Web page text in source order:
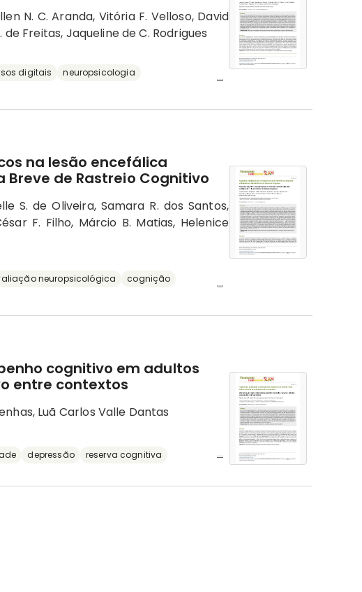
N. C. Aranda, Vitória F. Velloso, David
Freitas, Jaqueline de C. Rodrigues
digitais
neuropsicologia
...
na lesão encefálica
de Rastreio Cognitivo
S. de Oliveira, Samara R. dos Santos,
F. Filho, Márcio B. Matias, Helenice
neuropsicológica
cognição
...
cognitivo em adultos
entre contextos
Luã Carlos Valle Dantas
depressão reserva cognitiva ...